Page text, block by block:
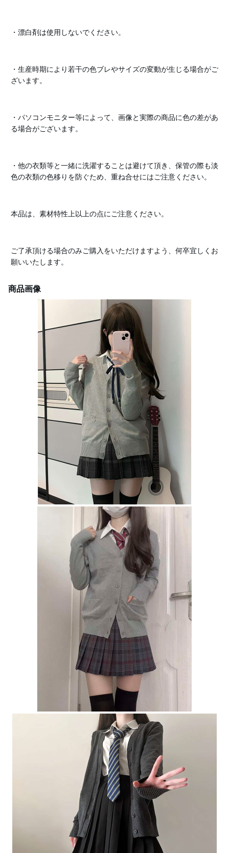
・漂白剤は使用しないでください。
・生産時期により若干の色ブレやサイズの変動が生じる場合がご
ざいます。
・パソコンモニター等によって、画像と実際の商品に色の差があ
る場合がございます。
・他の衣類等と一緒に洗濯することは避けて頂き、保管の際も淡
色の衣類の色移りを防ぐため、重ね合せにはご注意ください。
本品は、素材特性上以上の点にご注意ください。
ご了承頂ける場合のみご購入をいただけますよう、何卒宜しくお
願いいたします。
商品画像